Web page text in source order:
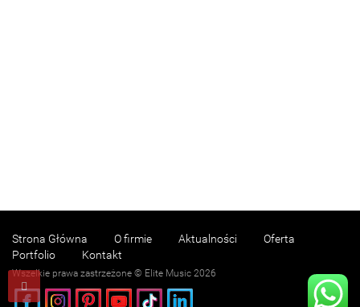
Strona Główna O firmie Aktualności
Oferta
Portfolio
Kontakt
Wszelkie prawa zastrzeżone © Elite Music 2026